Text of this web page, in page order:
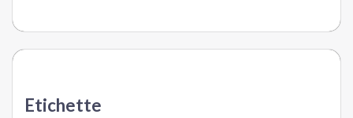
Etichette